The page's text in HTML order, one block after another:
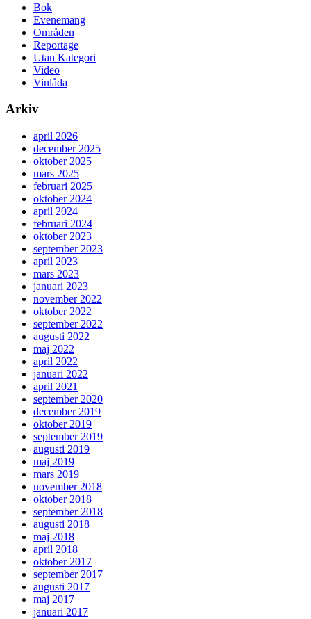
Bok
Evenemang
Områden
Reportage
Utan Kategori
Video
Vinlåda
Arkiv
april 2026
december 2025
oktober 2025
mars 2025
februari 2025
oktober 2024
april 2024
februari 2024
oktober 2023
september 2023
april 2023
mars 2023
januari 2023
november 2022
oktober 2022
september 2022
augusti 2022
maj 2022
april 2022
januari 2022
april 2021
september 2020
december 2019
oktober 2019
september 2019
augusti 2019
maj 2019
mars 2019
november 2018
oktober 2018
september 2018
augusti 2018
maj 2018
april 2018
oktober 2017
september 2017
augusti 2017
maj 2017
januari 2017